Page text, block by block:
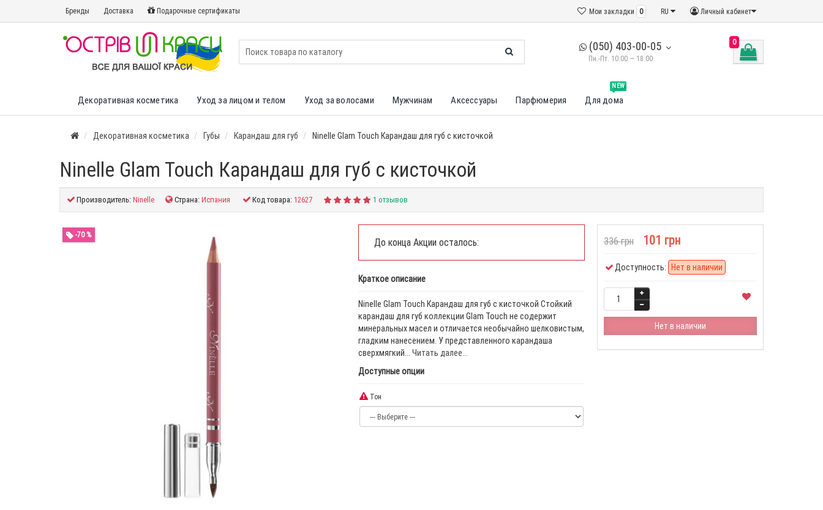
Бренды Доставка Подарочные сертификаты Личный кабинет
RU
Мои закладки 0
(050) 403-00-05
Пн.-Пт. 10:00 — 18:00
0
Декоративная косметика Уход за лицом и телом Уход за волосами Мужчинам Аксессуары Парфюмерия
NEW
Для дома
Декоративная косметика Губы Карандаш для губ Ninelle Glam Touch Карандаш для губ с кисточкой
Ninelle Glam Touch Карандаш для губ с кисточкой
Производитель:Ninelle Страна:Испания Код товара:12627 1 отзывов
-70 %
До конца Акции осталось:
Краткое описание
Ninelle Glam Touch Карандаш для губ с кисточкой Стойкий
карандаш для губ коллекции Glam Touch не содержит
минеральных масел и отличается необычайно шелковистым,
гладким нанесением. У представленного карандаша
сверхмягкий... Читать далее...
Доступные опции
Тон
336 грн 101 грн
Доступность: Нет в наличии
Нет в наличии